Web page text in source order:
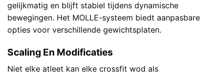
gelijkmatig en blijft stabiel tijdens dynamische
bewegingen. Het MOLLE-systeem biedt aanpasbare
opties voor verschillende gewichtsplaten.
Scaling En Modificaties
Niet elke atleet kan elke crossfit wod als